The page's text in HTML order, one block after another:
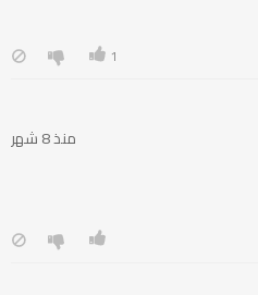
1
منذ 8 شهر